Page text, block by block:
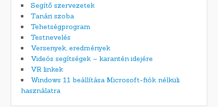
Segítő szervezetek
Tanári szoba
Tehetségprogram
Testnevelés
Versenyek, eredmények
Videós segítségek – karantén idejére
VR linkek
Windows 11 beállítása Microsoft-fiók nélküli
használatra